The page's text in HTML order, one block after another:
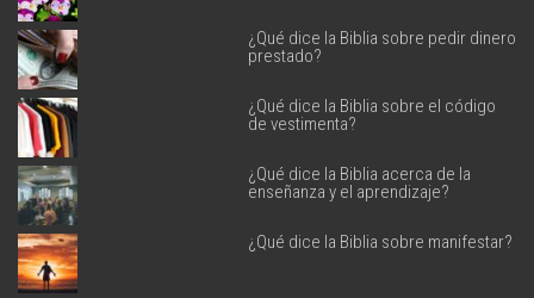
¿Qué dice la Biblia sobre pedir dinero
prestado?
¿Qué dice la Biblia sobre el código
de vestimenta?
¿Qué dice la Biblia acerca de la
enseñanza y el aprendizaje?
¿Qué dice la Biblia sobre manifestar?